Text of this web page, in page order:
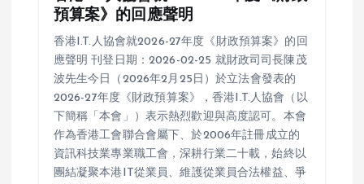
預算案》的回應聲明
香港I.T.人協會就2026-27年度《財政預算案》的回
應聲明 刊登日期：2026-02-25 就財政司司長陳茂
波先生今日（2026年2月25日）於立法會發表的
2026-27年度《財政預算案》，香港I.T.人協會（以
下簡稱「本會」）表示熱烈歡迎與高度認可。本會
作為香港工會聯合會屬下、於2006年註冊成立的
資訊科技業專業職工會，深耕行業二十載，始終以
團結凝聚本港IT從業員、維護從業員合法權益、爭